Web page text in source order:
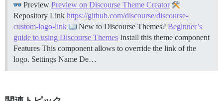
Preview Preview on Discourse Theme Creator
Repository Link https://github.com/discourse/discourse-
custom-logo-link
New to Discourse Themes? Beginner’s
guide to using Discourse Themes Install this theme component
Features This component allows to override the link of the
logo. Settings Name De…